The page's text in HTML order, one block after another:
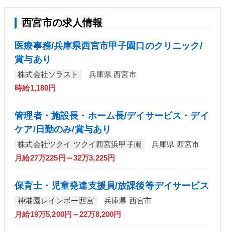
西宮市の求人情報
医療事務/兵庫県西宮市甲子園口のクリニック/
賞与あり
株式会社ソラスト
兵庫県 西宮市
時給1,180円
管理者・施設長・ホーム長/デイサービス・デイ
ケア/日勤のみ/賞与あり
株式会社ツクイ ツクイ西宮浜甲子園
兵庫県 西宮市
月給27万225円～32万3,225円
保育士・児童発達支援員/放課後等デイサービス
神港園レインボー西宮
兵庫県 西宮市
月給19万5,200円～22万8,200円